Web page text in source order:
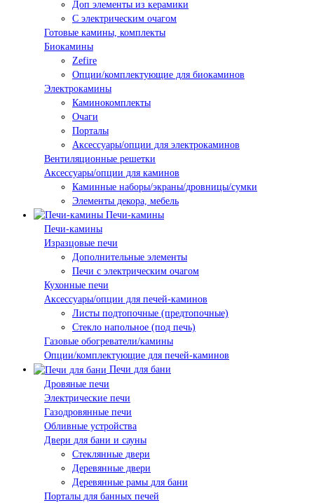
Доп элементы из керамики
С электрическим очагом
Готовые камины, комплекты
Биокамины
Zefire
Опции/комплектующие для биокаминов
Электрокамины
Каминокомплекты
Очаги
Порталы
Аксессуары/опции для электрокаминов
Вентиляционные решетки
Аксессуары/опции для каминов
Каминные наборы/экраны/дровницы/сумки
Элементы декора, мебель
Печи-камины
Печи-камины
Изразцовые печи
Дополнительные элементы
Печи с электрическим очагом
Кухонные печи
Аксессуары/опции для печей-каминов
Листы подтопочные (предтопочные)
Стекло напольное (под печь)
Газовые обогреватели/камины
Опции/комплектующие для печей-каминов
Печи для бани
Дровяные печи
Электрические печи
Газодровянные печи
Обливные устройства
Двери для бани и сауны
Стеклянные двери
Деревянные двери
Деревянные рамы для бани
Порталы для банных печей